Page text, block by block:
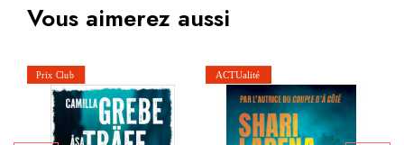
Vous aimerez aussi